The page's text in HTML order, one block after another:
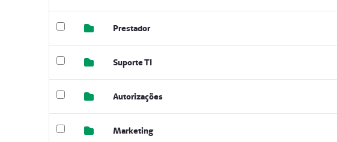
Prestador
Suporte TI
Autorizações
Marketing